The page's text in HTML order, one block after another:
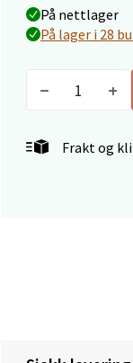
På nettlager
På lager i 28
Frakt og